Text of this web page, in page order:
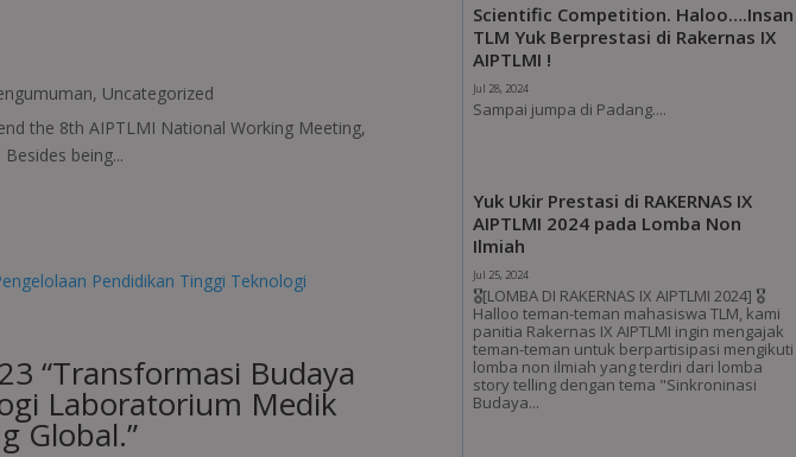
, Uncategorized
the 8th AIPTLMI National Working Meeting,
being...
“Transformasi Budaya
Laboratorium Medik
Global.”
Scientific Competition. Haloo….Insan
TLM Yuk Berprestasi di Rakernas IX
AIPTLMI !
Jul 28, 2024
Sampai jumpa di Padang....
Yuk Ukir Prestasi di RAKERNAS IX
AIPTLMI 2024 pada Lomba Non
Ilmiah
Jul 25, 2024
🎖[LOMBA DI RAKERNAS IX AIPTLMI 2024] 🎖
Halloo teman-teman mahasiswa TLM, kami
panitia Rakernas IX AIPTLMI ingin mengajak
teman-teman untuk berpartisipasi mengikuti
lomba non ilmiah yang terdiri dari lomba
story telling dengan tema "Sinkroninasi
Budaya...